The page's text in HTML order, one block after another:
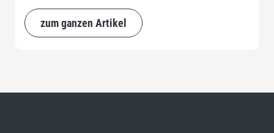
zum ganzen Artikel